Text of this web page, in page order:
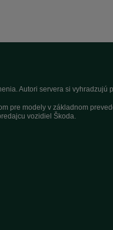
Autori servera si vyhradzujú
pre modely v základnom
vozidiel Škoda.